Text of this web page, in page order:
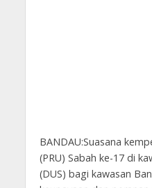
BANDAU:Suasana
(PRU) Sabah ke-17 di
(DUS) bagi kawasan